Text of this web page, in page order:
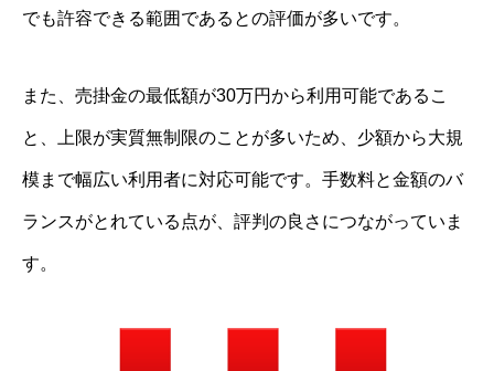
でも許容できる範囲であるとの評価が多いです。
また、売掛金の最低額が30万円から利用可能であるこ
と、上限が実質無制限のことが多いため、少額から大規
模まで幅広い利用者に対応可能です。手数料と金額のバ
ランスがとれている点が、評判の良さにつながっていま
す。